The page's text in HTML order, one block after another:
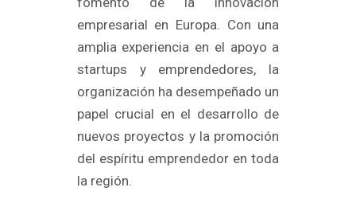
empresarial en Europa. Con una
amplia experiencia en el apoyo a
startups y emprendedores, la
organización ha desempeñado un
papel crucial en el desarrollo de
nuevos proyectos y la promoción
del espíritu emprendedor en toda
la región.